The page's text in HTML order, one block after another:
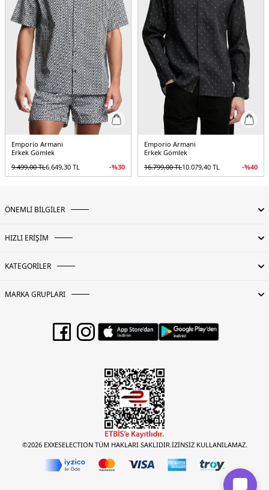
Emporio Armani
Erkek Gömlek
9.499,00TL6.649,30 TL -%30
Emporio Armani
Erkek Gömlek
16.799,00TL10.079,40 TL -%40
ÖNEMLİ BİLGİLER
HIZLI ERİŞİM
KATEGORİLER
MARKA GRUPLARI
©2026 EXXESELECTION TÜM HAKLARI SAKLIDIR.İZİNSİZ KULLANILAMAZ.